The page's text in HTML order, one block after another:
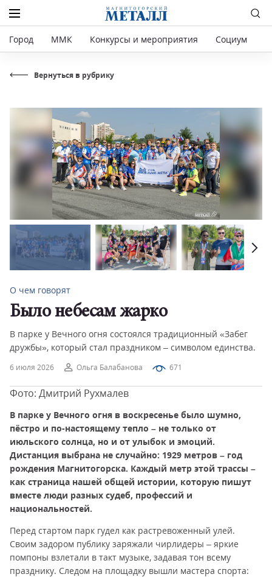
Город ММК Конкурсы и мероприятия Социум
Вернуться в рубрику
6 июля 2026 Ольга Балабанова 671
О чем говорят
Было небесам жарко
В парке у Вечного огня состоялся традиционный «Забег
дружбы», который стал праздником – символом единства.
Фото: Дмитрий Рухмалев
В парке у Вечного огня в воскресенье было шумно,
пёстро и по-настоящему тепло – не только от
июльского солнца, но и от улыбок и эмоций.
Дистанция выбрана не случайно: 1929 метров – год
рождения Магнитогорска. Каждый метр этой трассы –
как страница нашей общей истории, которую пишут
вместе люди разных судеб, профессий и
национальностей.
Перед стартом парк гудел как растревоженный улей.
Своим задором публику заряжали чирлидеры – яркие
помпоны взлетали в такт музыке, задавая тон всему
празднику. Следом на площадку вышли мастера спорта: